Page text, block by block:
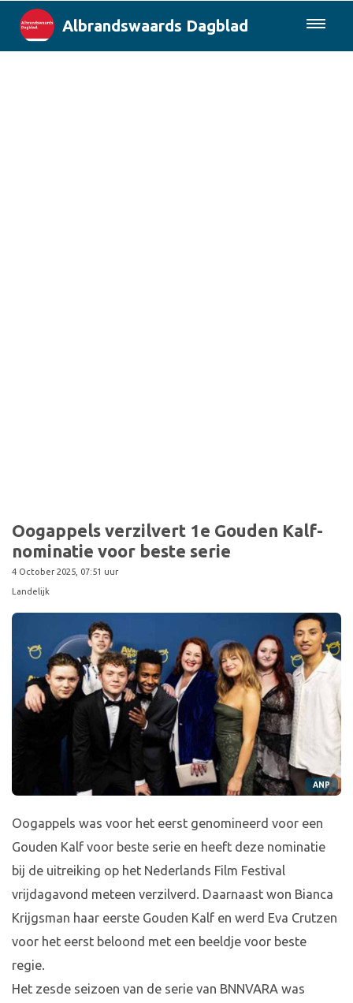
Albrandswaards Dagblad
Oogappels verzilvert 1e Gouden Kalf-
nominatie voor beste serie
4 October 2025, 07:51 uur
Landelijk
ANP
Oogappels was voor het eerst genomineerd voor een
Gouden Kalf voor beste serie en heeft deze nominatie
bij de uitreiking op het Nederlands Film Festival
vrijdagavond meteen verzilverd. Daarnaast won Bianca
Krijgsman haar eerste Gouden Kalf en werd Eva Crutzen
voor het eerst beloond met een beeldje voor beste
regie.
Het zesde seizoen van de serie van BNNVARA was